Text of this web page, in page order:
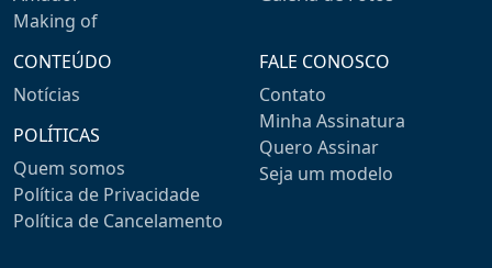
Making of
CONTEÚDO
Notícias
POLÍTICAS
Quem somos
Política de Privacidade
Política de Cancelamento
FALE CONOSCO
Contato
Minha Assinatura
Quero Assinar
Seja um modelo